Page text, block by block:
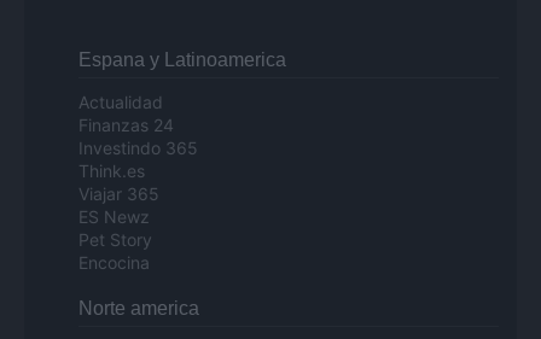
Espana y Latinoamerica
Actualidad
Finanzas 24
Investindo 365
Think.es
Viajar 365
ES Newz
Pet Story
Encocina
Norte america